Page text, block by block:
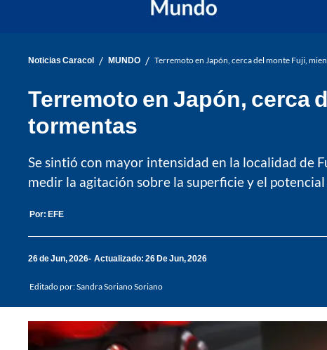
Noticias Caracol / MUNDO / Terremoto en Japón, cerca del monte Fuji,
Terremoto en Japón, cerca
tormentas
Se sintió con mayor intensidad en la localidad de
medir la agitación sobre la superficie y el
Por: EFE
26 de Jun, 2026 Actualizado: 26 De Jun, 2026
Editado por:Sandra Soriano Soriano